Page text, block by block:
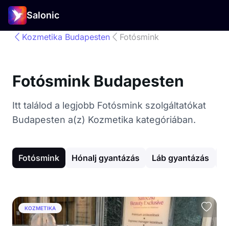
Salonic
Kozmetika Budapesten Fotósmink
Fotósmink Budapesten
Itt találod a legjobb Fotósmink szolgáltatókat
Budapesten a(z) Kozmetika kategóriában.
Fotósmink Hónalj gyantázás Láb gyantázás
KOZMETIKA